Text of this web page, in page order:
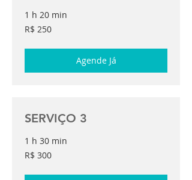
1 h 20 min
250
Reais
R$ 250
Agende Já
SERVIÇO 3
1 h 30 min
300
Reais
R$ 300